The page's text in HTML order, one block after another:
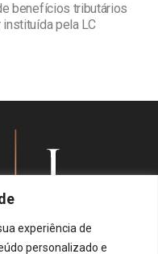
experiência de
personalizado e
benefícios tributários
pela LC